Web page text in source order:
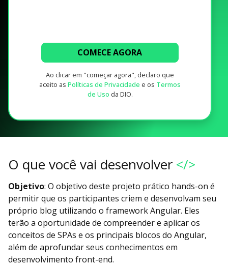
COMECE AGORA
Ao clicar em "começar agora", declaro que
aceito as Políticas de Privacidade e os Termos
de Uso da DIO.
O que você vai desenvolver </>
Objetivo: O objetivo deste projeto prático hands-on é
permitir que os participantes criem e desenvolvam seu
próprio blog utilizando o framework Angular. Eles
terão a oportunidade de compreender e aplicar os
conceitos de SPAs e os principais blocos do Angular,
além de aprofundar seus conhecimentos em
desenvolvimento front-end.